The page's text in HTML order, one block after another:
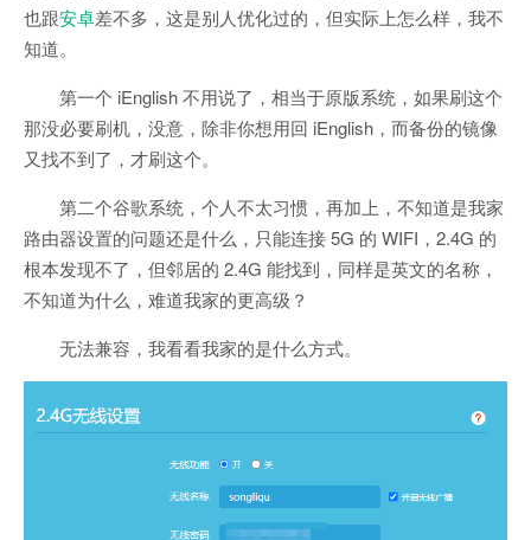
也跟安卓差不多，这是别人优化过的，但实际上怎么样，我不
知道。
第一个 iEnglish 不用说了，相当于原版系统，如果刷这个
那没必要刷机，没意，除非你想用回 iEnglish，而备份的镜像
又找不到了，才刷这个。
第二个谷歌系统，个人不太习惯，再加上，不知道是我家
路由器设置的问题还是什么，只能连接 5G 的 WIFI，2.4G 的
根本发现不了，但邻居的 2.4G 能找到，同样是英文的名称，
不知道为什么，难道我家的更高级？
无法兼容，我看看我家的是什么方式。